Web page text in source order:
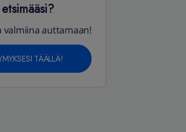
valmiina auttamaan!
TÄÄLLÄ!